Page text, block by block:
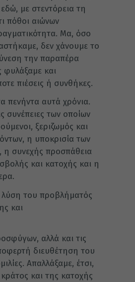
με στεντόρεια τη
πόθοι αιώνων
Μα, όσο
δεν χάνουμε το
την παραπέρα
και
πιέσεις ή συνθήκες.
πενήντα αυτά χρόνια.
συνέπειες των οποίων
ξεριζωμός και
η υποκρισία των
η συνεχής προσπάθεια
και κατοχής και η
του προβλήματός
και
αλλά και τις
διευθέτηση του
Απαλλάξαμε, έτσι,
και της κατοχής